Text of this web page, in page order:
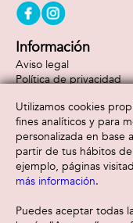
Información
Aviso legal
Política de privacidad
Formas de pago
Utilizamos cookies
fines analíticos y para
personalizada en base
partir de tus hábitos
ejemplo, páginas
más información.
Puedes aceptar todas